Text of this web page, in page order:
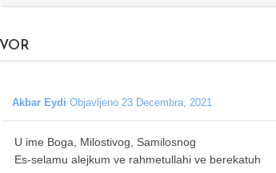
Akbar Eydi Objavljeno 23 Decembra, 2021
U ime Boga, Milostivog, Samilosnog
Es-selamu alejkum ve rahmetullahi ve berekatuh